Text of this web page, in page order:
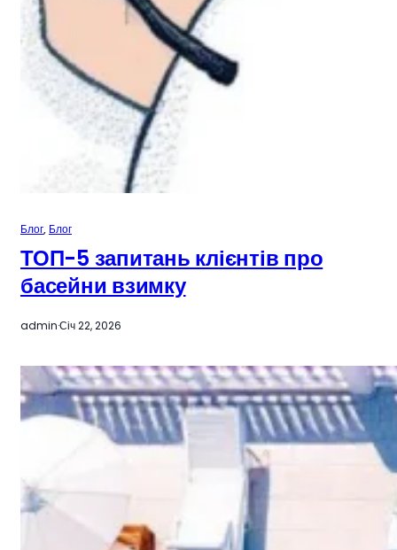
Блог, Блог
ТОП-5 запитань клієнтів про
басейни взимку
admin·Січ 22, 2026